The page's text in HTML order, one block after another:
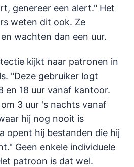
genereer een alert." Het
weten dit ook. Ze
wachten dan een uur.
kijkt naar patronen in
"Deze gebruiker logt
en 18 uur vanaf kantoor.
3 uur 's nachts vanaf
hij nog nooit is
opent hij bestanden die hij
Geen enkele individuele
patroon is dat wel.